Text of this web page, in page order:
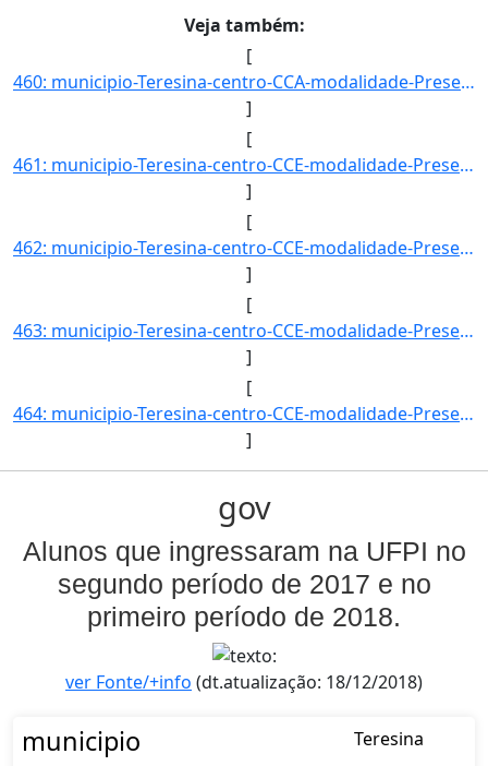
Veja também:
[
460: municipio-Teresina-centro-CCA-modalidade-Presencial-convenio--selecao-SISU-cota-AC-sexo-M-uf-PI-ano_]
]
[
461: municipio-Teresina-centro-CCE-modalidade-Presencial-convenio--selecao-PROCESSO_DE_HABILIDADE_ESPECIF]
]
[
462: municipio-Teresina-centro-CCE-modalidade-Presencial-convenio--selecao-PROCESSO_DE_HABILIDADE_ESPECIF]
]
[
463: municipio-Teresina-centro-CCE-modalidade-Presencial-convenio--selecao-SISU_COTA-cota-AA-1-sexo-M-uf-]
]
[
464: municipio-Teresina-centro-CCE-modalidade-Presencial-convenio--selecao-PROCESSO_DE_HABILIDADE_ESPECIF]
]
gov
Alunos que ingressaram na UFPI no
segundo período de 2017 e no
primeiro período de 2018.
ver Fonte/+info (dt.atualização: 18/12/2018)
municipio Teresina